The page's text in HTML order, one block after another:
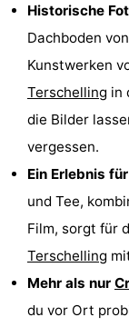
Denkmäler
Kirchen
Aussichtspunkte
Attraktionen
Rundfahrten
Bauernhöfe
Spielplätze
Minigolfplätze
Wellness-
Historische
Dachboden von
Kunstwerken
Terschelling in
die Bilder
vergessen.
Ein Erlebnis
und Tee,
Film, sorgt für
Terschelling
Mehr als nur
du vor Ort